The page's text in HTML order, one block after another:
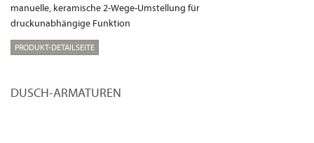
manuelle, keramische 2-Wege-Umstellung für
druckunabhängige Funktion
PRODUKT-DETAILSEITE
DUSCH-ARMATUREN